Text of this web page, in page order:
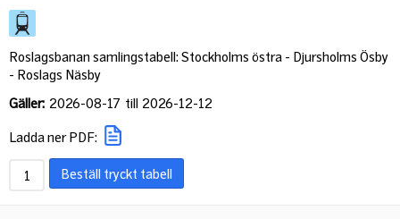
Roslagsbanan samlingstabell: Stockholms östra - Djursholms Ösby
- Roslags Näsby
Gäller: 2026-08-17 till 2026-12-12
Ladda ner PDF:
Beställ tryckt tabell